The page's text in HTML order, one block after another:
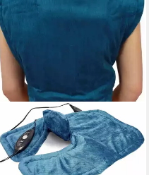
HYDAS
Heizkissen für Nacken,
Schulter und Rücken, extra
lang und anschmiegsam,